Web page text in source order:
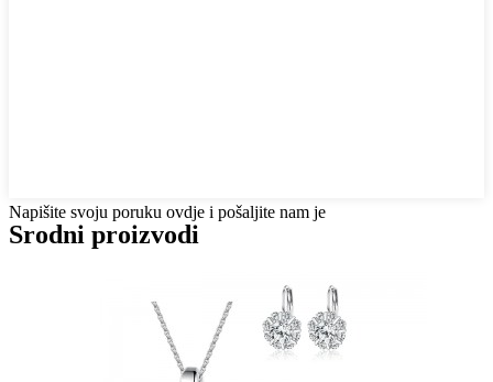
Napišite svoju poruku ovdje i pošaljite nam je
Srodni proizvodi